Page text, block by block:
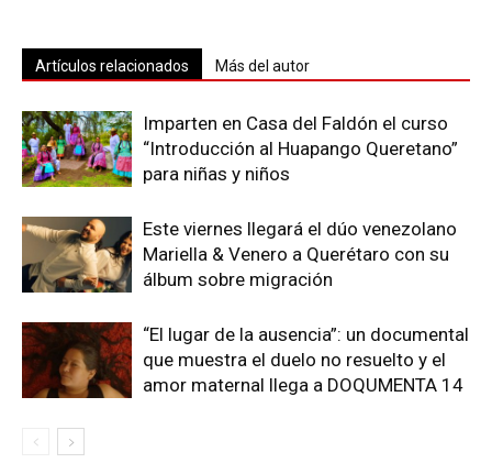
Artículos relacionados Más del autor
Imparten en Casa del Faldón el curso
“Introducción al Huapango Queretano”
para niñas y niños
Este viernes llegará el dúo venezolano
Mariella & Venero a Querétaro con su
álbum sobre migración
“El lugar de la ausencia”: un documental
que muestra el duelo no resuelto y el
amor maternal llega a DOQUMENTA 14